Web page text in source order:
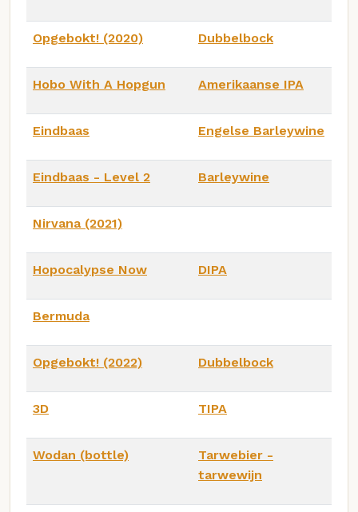
Opgebokt! (2020) Dubbelbock
Hobo With A Hopgun Amerikaanse IPA
Eindbaas Engelse Barleywine
Eindbaas - Level 2 Barleywine
Nirvana (2021)
Hopocalypse Now DIPA
Bermuda
Opgebokt! (2022) Dubbelbock
3D TIPA
Wodan (bottle)
Tarwebier -
tarwewijn